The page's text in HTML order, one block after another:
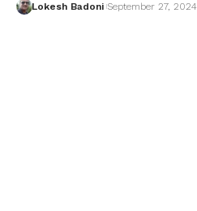
Lokesh Badoni September 27, 2024